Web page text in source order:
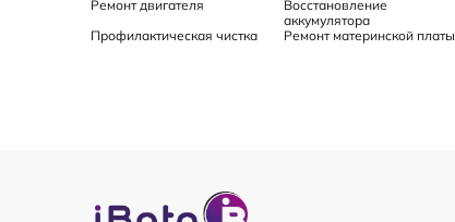
Ремонт двигателя
Восстановление
аккумулятора
Профилактическая чистка
Ремонт материнской платы